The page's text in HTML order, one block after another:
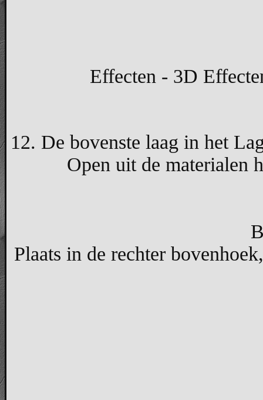
Effecten - 3D
12. De bovenste laag in het
Open uit de materialen
Plaats in de rechter